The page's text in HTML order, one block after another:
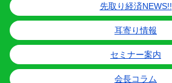
先取り経済NEWS!!
耳寄り情報
セミナー案内
会長コラム